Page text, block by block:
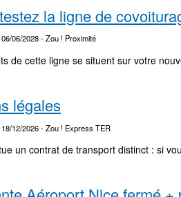
la ligne de
06/2028- Zou ! Proximité
de cette ligne se situent sur votre
légales
12/2026- Zou ! Express TER
un contrat de transport distinct : si